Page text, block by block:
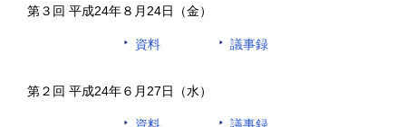
第３回 平成24年８月24日（金）
資料 議事録
第２回 平成24年６月27日（水）